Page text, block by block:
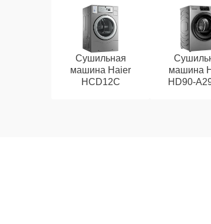
Сушильная
машина Haier
HCD12C
машина
HD90-